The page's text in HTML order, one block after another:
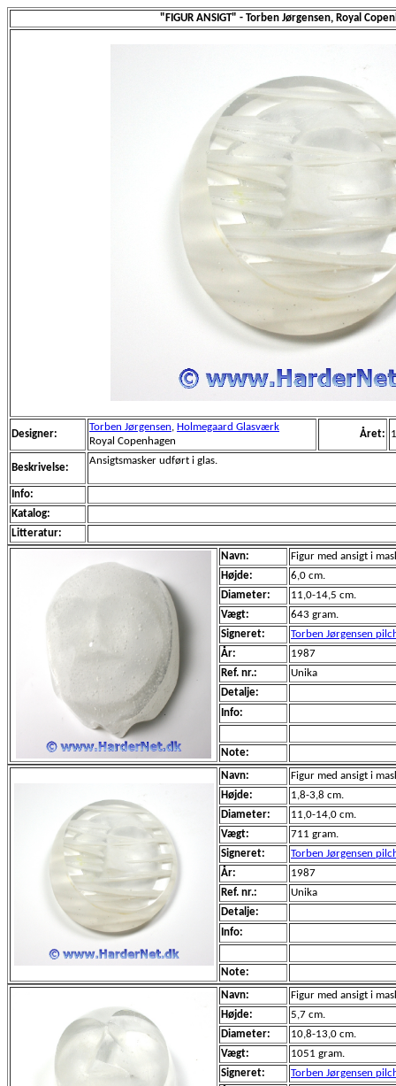
"FIGUR ANSIGT" - Torben Jørgensen, Royal
Designer:
Torben Jørgensen, Holmegaard Glasværk
Royal Copenhagen
Året:
Beskrivelse:
Ansigtsmasker udført i glas.
Info:
Katalog:
Litteratur:
Navn:
Figur med ansigt i
Højde:
6,0 cm.
Diameter:
11,0-14,5 cm.
Vægt:
643 gram.
Signeret:
Torben Jørgensen
År:
1987
Ref. nr.:
Unika
Detalje:
Info:
Note:
Navn:
Figur med ansigt i
Højde:
1,8-3,8 cm.
Diameter:
11,0-14,0 cm.
Vægt:
711 gram.
Signeret:
Torben Jørgensen
År:
1987
Ref. nr.:
Unika
Detalje:
Info:
Note:
Navn:
Figur med ansigt i
Højde:
5,7 cm.
Diameter:
10,8-13,0 cm.
Vægt:
1051 gram.
Signeret:
Torben Jørgensen